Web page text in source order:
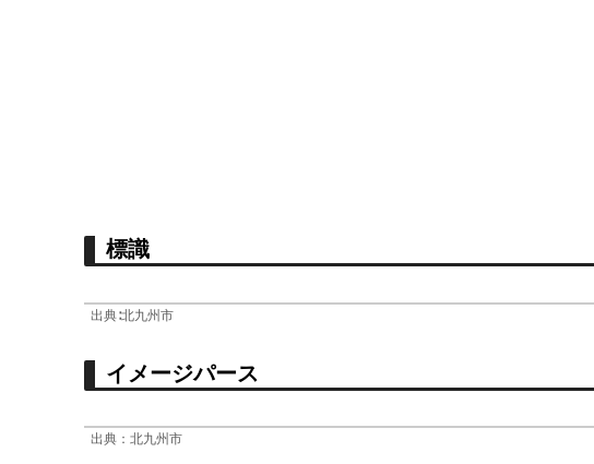
標識
出典∶北九州市
イメージパース
出典：北九州市